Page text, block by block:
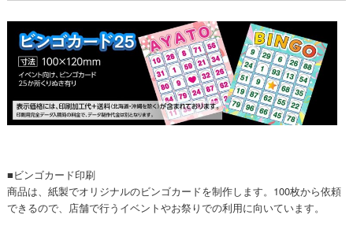
■ビンゴカード印刷
商品は、紙製でオリジナルのビンゴカードを制作します。100枚から依頼
できるので、店舗で行うイベントやお祭りでの利用に向いています。